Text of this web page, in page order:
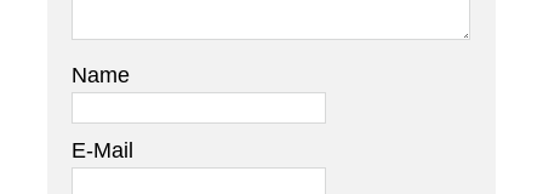
Name
E-Mail